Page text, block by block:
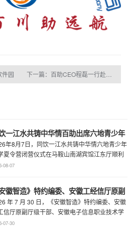
件园 下一篇：百助CEO程磊一行赴上海参加首届移动商务峰会
一江水共铸中华情百助出席六地青少年
夏令营闭营仪式
年8月7日，同饮一江水共铸中华情六地青少年
夏令营闭营仪式在马鞍山南湖宾馆江东厅顺利
，百助CEO、马鞍山市新联会会长程 ...
08-07
安徽智造》特约编委、安徽工经信厅原副
干部、安徽电子信息职业技术学院原党
记石象斌莅临百助考察交流
年 7 月 30 日，《安徽智造》特约编委、安徽
信厅原副厅级干部、安徽电子信息职业技术学
党委书记石象斌莅临百助考 ...
07-30